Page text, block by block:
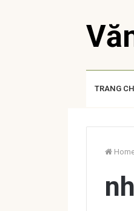
TRANG